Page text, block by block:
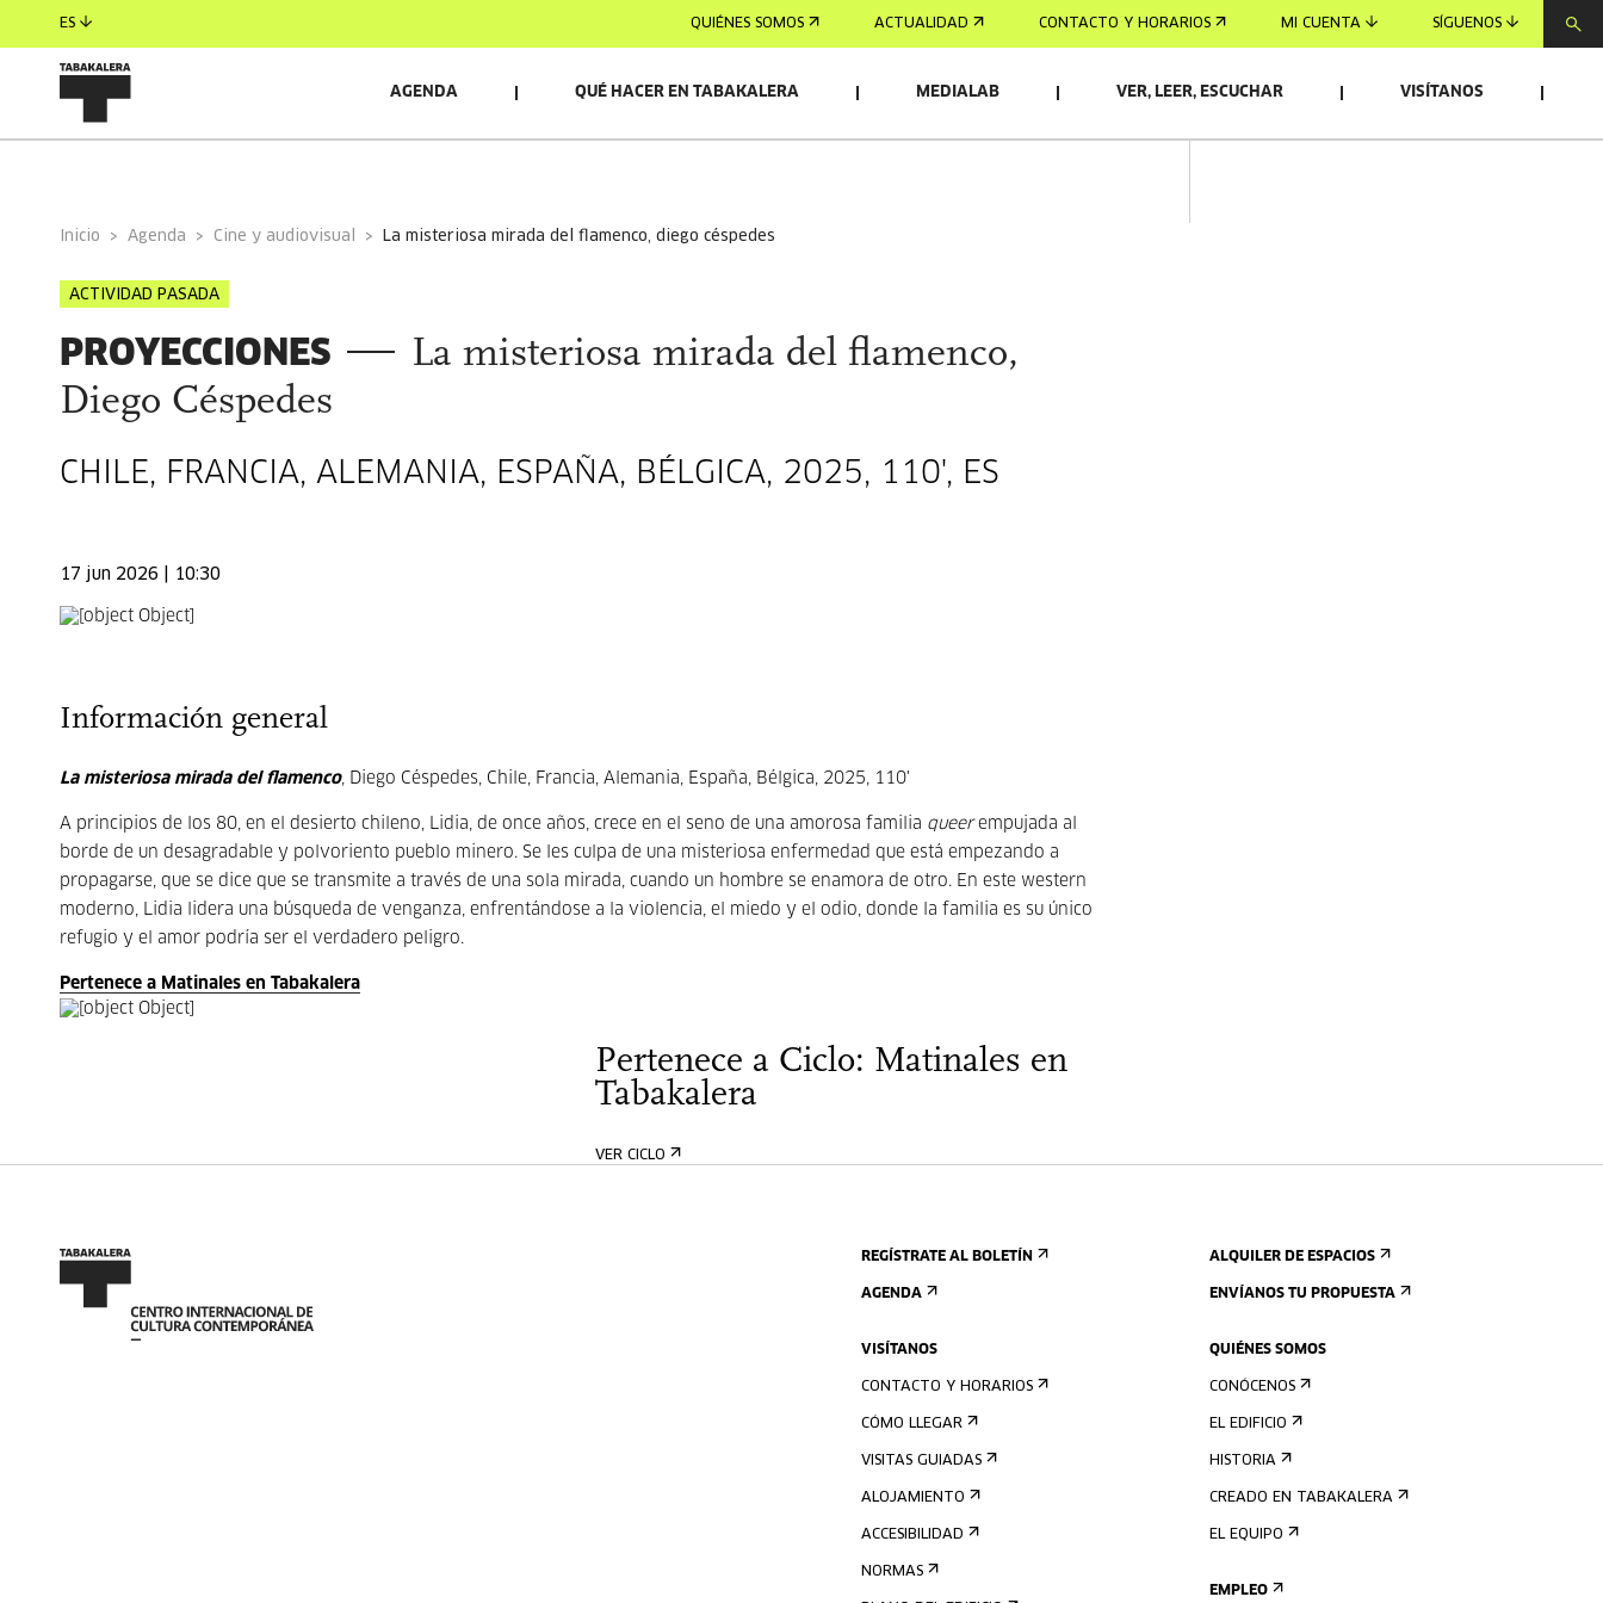
ES QUIÉNES SOMOS ACTUALIDAD CONTACTO Y HORARIOS MI CUENTA SÍGUENOS
AGENDA QUÉ HACER EN TABAKALERA MEDIALAB VER, LEER, ESCUCHAR VISÍTANOS
Inicio Agenda Cine y audiovisual la misteriosa mirada del flamenco, diego céspedes
ACTIVIDAD PASADA
PROYECCIONES
La misteriosa mirada del flamenco,
Diego Céspedes
CHILE, FRANCIA, ALEMANIA, ESPAÑA, BÉLGICA, 2025, 110', ES
17 jun 2026 | 10:30
Información general
La misteriosa mirada del flamenco, Diego Céspedes, Chile, Francia, Alemania, España, Bélgica, 2025, 110'
A principios de los 80, en el desierto chileno, Lidia, de once años, crece en el seno de una amorosa familia queerempujada al
borde de un desagradable y polvoriento pueblo minero. Se les culpa de una misteriosa enfermedad que está empezando a
propagarse, que se dice que se transmite a través de una sola mirada, cuando un hombre se enamora de otro. En este western
moderno, Lidia lidera una búsqueda de venganza, enfrentándose a la violencia, el miedo y el odio, donde la familia es su único
refugio y el amor podría ser el verdadero peligro.
Pertenece a Matinales en Tabakalera
Pertenece a Ciclo: Matinales en
Tabakalera
VER CICLO
REGÍSTRATE AL BOLETÍN
AGENDA
VISÍTANOS
CONTACTO Y HORARIOS
CÓMO LLEGAR
VISITAS GUIADAS
ALOJAMIENTO
ACCESIBILIDAD
NORMAS
ALQUILER DE ESPACIOS
ENVÍANOS TU PROPUESTA
QUIÉNES SOMOS
CONÓCENOS
EL EDIFICIO
HISTORIA
CREADO EN TABAKALERA
EL EQUIPO
EMPLEO